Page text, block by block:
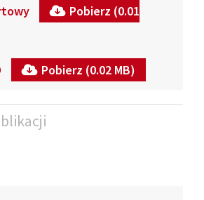
Pobierz (0.01
Pobierz (0.02 MB)